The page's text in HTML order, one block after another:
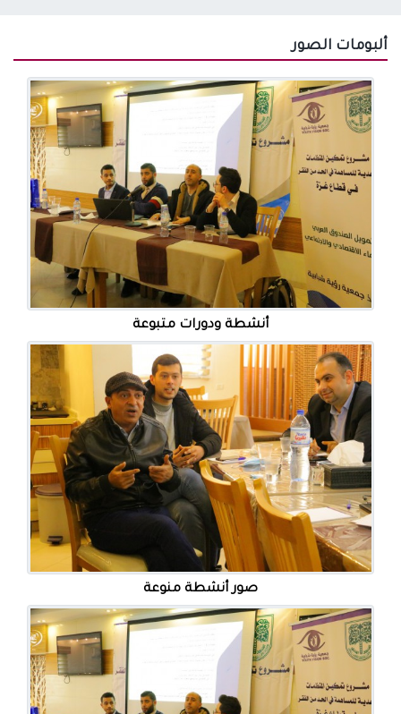
ألبومات الصور
أنشطة ودورات متبوعة
صور أنشطة منوعة